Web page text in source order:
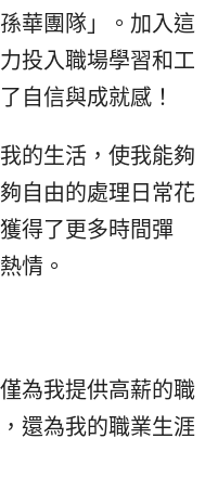
華團隊」。加入這
投入職場學習和工
自信與成就感！
的生活，使我能夠
自由的處理日常花
得了更多時間彈
情。
為我提供高薪的職
還為我的職業生涯